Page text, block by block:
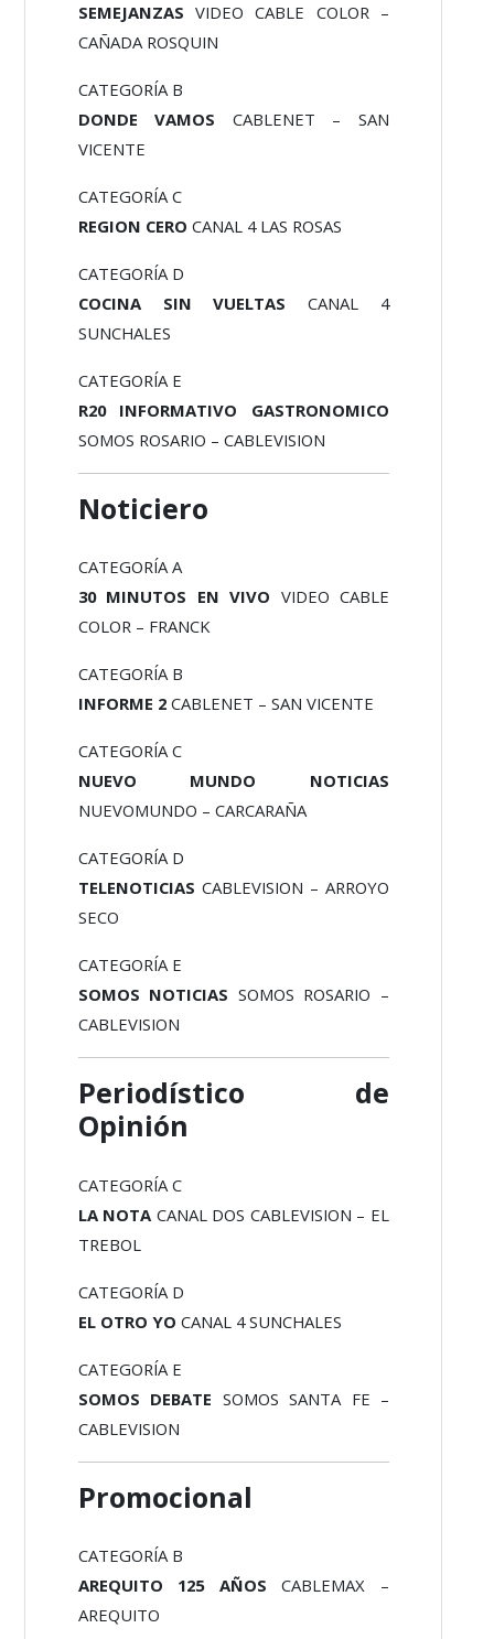
SEMEJANZAS VIDEO CABLE COLOR –
CAÑADA ROSQUIN
CATEGORÍA B
DONDE VAMOS CABLENET – SAN
VICENTE
CATEGORÍA C
REGION CERO CANAL 4 LAS ROSAS
CATEGORÍA D
COCINA SIN VUELTAS CANAL 4
SUNCHALES
CATEGORÍA E
R20 INFORMATIVO GASTRONOMICO
SOMOS ROSARIO – CABLEVISION
Noticiero
CATEGORÍA A
30 MINUTOS EN VIVO VIDEO CABLE
COLOR – FRANCK
CATEGORÍA B
INFORME 2CABLENET – SAN VICENTE
CATEGORÍA C
NUEVO MUNDO NOTICIAS
NUEVOMUNDO – CARCARAÑA
CATEGORÍA D
TELENOTICIAS CABLEVISION – ARROYO
SECO
CATEGORÍA E
SOMOS NOTICIAS SOMOS ROSARIO –
CABLEVISION
Periodístico de
Opinión
CATEGORÍA C
LA NOTA CANAL DOS CABLEVISION – EL
TREBOL
CATEGORÍA D
EL OTRO YO CANAL 4 SUNCHALES
CATEGORÍA E
SOMOS DEBATE SOMOS SANTA FE –
CABLEVISION
Promocional
CATEGORÍA B
AREQUITO 125 AÑOS CABLEMAX –
AREQUITO